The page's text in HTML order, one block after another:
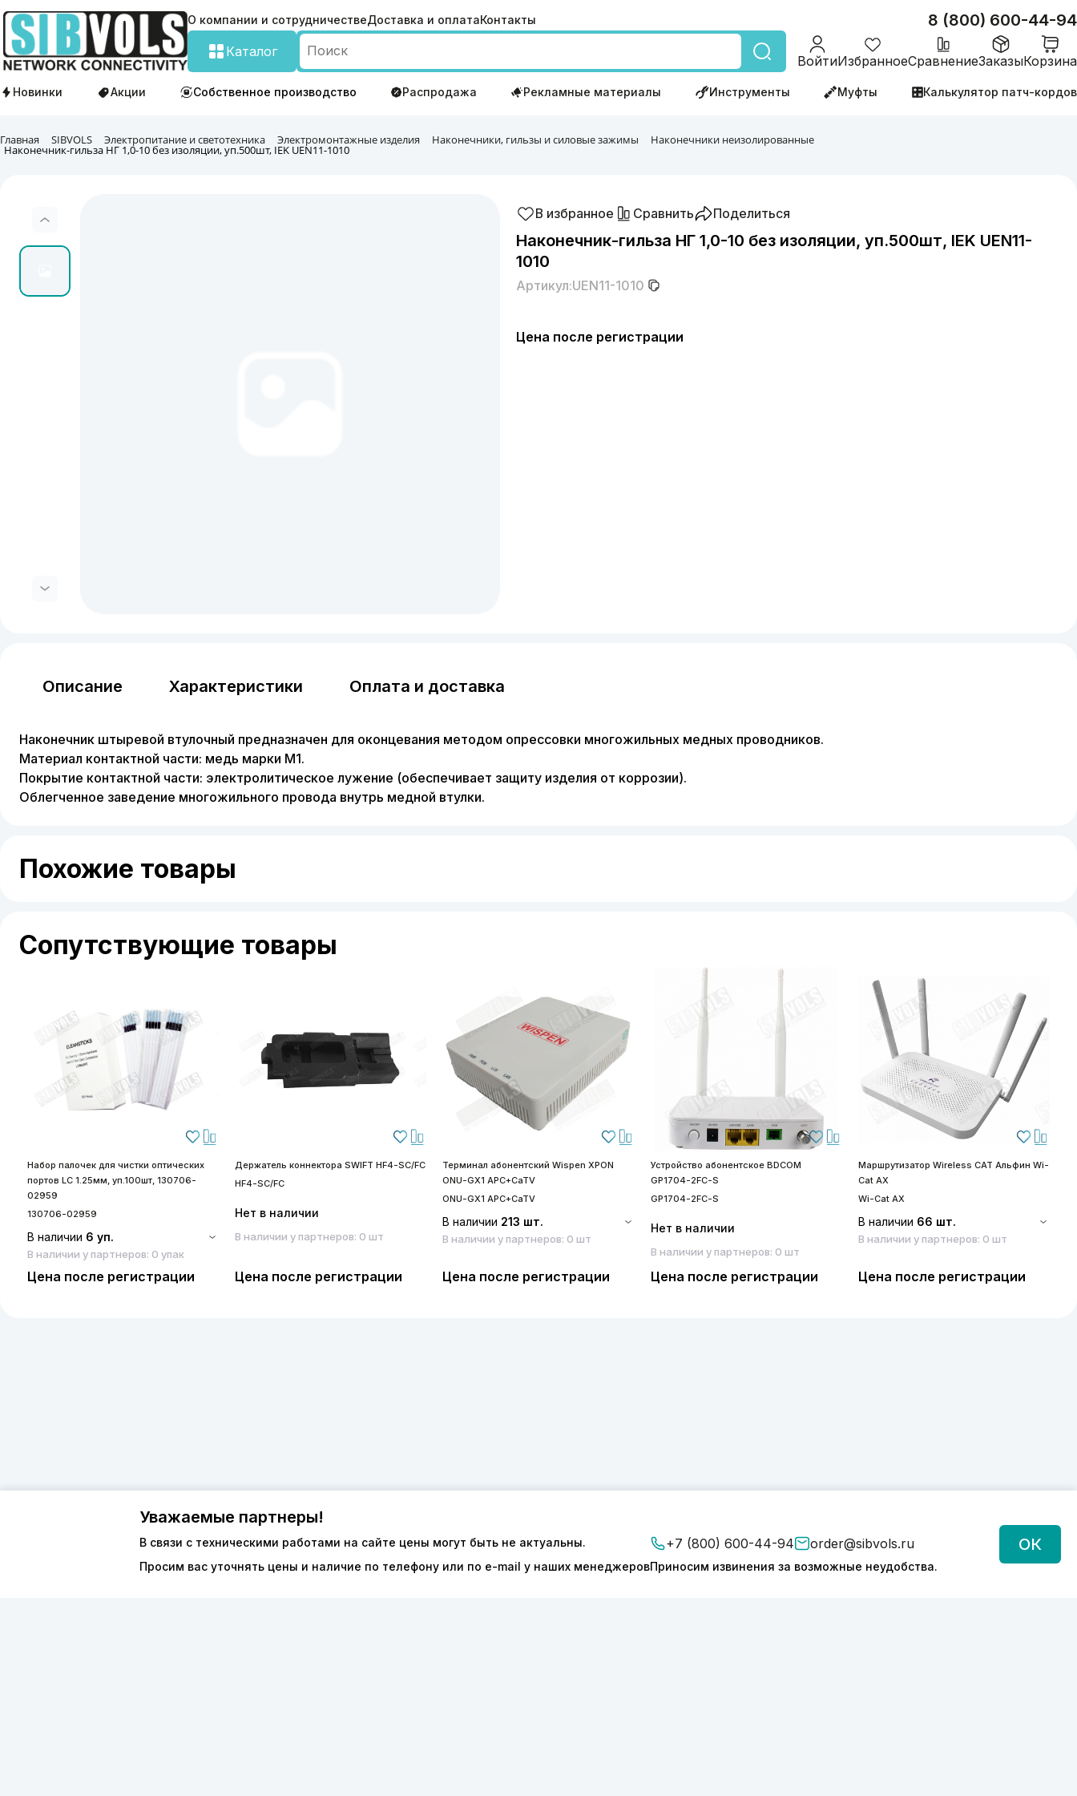
О компании и сотрудничествеДоставка и оплатаКонтакты 8 (800) 600-44-94
Каталог
ВойтиИзбранноеСравнениеЗаказыКорзина
Новинки Акции Собственное производство Распродажа Рекламные материалы Инструменты Муфты Калькулятор патч-кордов
Главная SIBVOLS Электропитание и светотехника Электромонтажные изделия Наконечники, гильзы и силовые зажимы Наконечники неизолированные
Наконечник-гильза НГ 1,0-10 без изоляции, уп.500шт, IEK UEN11-1010
В избранное Сравнить Поделиться
Наконечник-гильза НГ 1,0-10 без изоляции, уп.500шт, IEK UEN11-
1010
Артикул:UEN11-1010
Цена после регистрации
Описание Характеристики Оплата и доставка
Наконечник штыревой втулочный предназначен для оконцевания методом опрессовки многожильных медных проводников.
Материал контактной части: медь марки М1.
Покрытие контактной части: электролитическое лужение (обеспечивает защиту изделия от коррозии).
Облегченное заведение многожильного провода внутрь медной втулки.
Похожие товары
Сопутствующие товары
Набор палочек для чистки оптических
портов LC 1.25мм, уп.100шт, 130706-
02959
130706-02959
В наличии 6 уп.
В наличии у партнеров: 0 упак
Цена после регистрации
Держатель коннектора SWIFT HF4-SC/FC
HF4-SC/FC
Нет в наличии
В наличии у партнеров: 0 шт
Цена после регистрации
Терминал абонентский Wispen XPON
ONU-GX1 APC+CaTV
ONU-GX1 APC+CaTV
В наличии 213 шт.
В наличии у партнеров: 0 шт
Цена после регистрации
Устройство абонентское BDCOM
GP1704-2FC-S
GP1704-2FC-S
Нет в наличии
В наличии у партнеров: 0 шт
Цена после регистрации
Маршрутизатор Wireless CAT Альфин Wi-
Cat AX
Wi-Cat AX
В наличии 66 шт.
В наличии у партнеров: 0 шт
Цена после регистрации
Уважаемые партнеры!
В связи с техническими работами на сайте цены могут быть не актуальны.
Просим вас уточнять цены и наличие по телефону или по e-mail у наших менеджеров
+7 (800) 600-44-94 order@sibvols.ru
Приносим извинения за возможные неудобства.
ОК